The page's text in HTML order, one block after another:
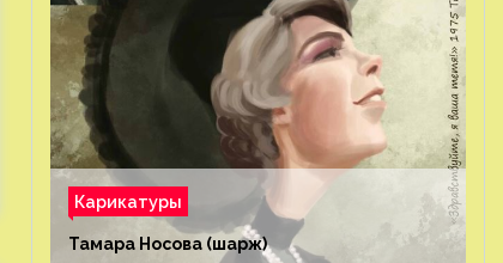
Карикатуры
Тамара Носова (шарж)⁠⁠